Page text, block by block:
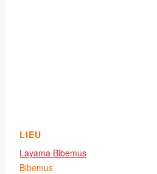
LIEU
Layama Bibemus
Bibemus